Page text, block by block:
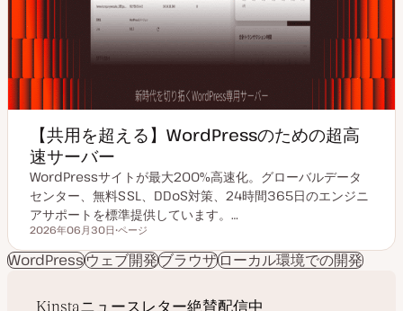
【共用を超える】WordPressのための超高
速サーバー
WordPressサイトが最大200%高速化。グローバルデータ
センター、無料SSL、DDoS対策、24時間365日のエンジニ
アサポートを標準提供しています。…
更新日
2026年06月30日
稿
タ
ページ
WordPressウェブ開発ブラウザローカル環境での開発